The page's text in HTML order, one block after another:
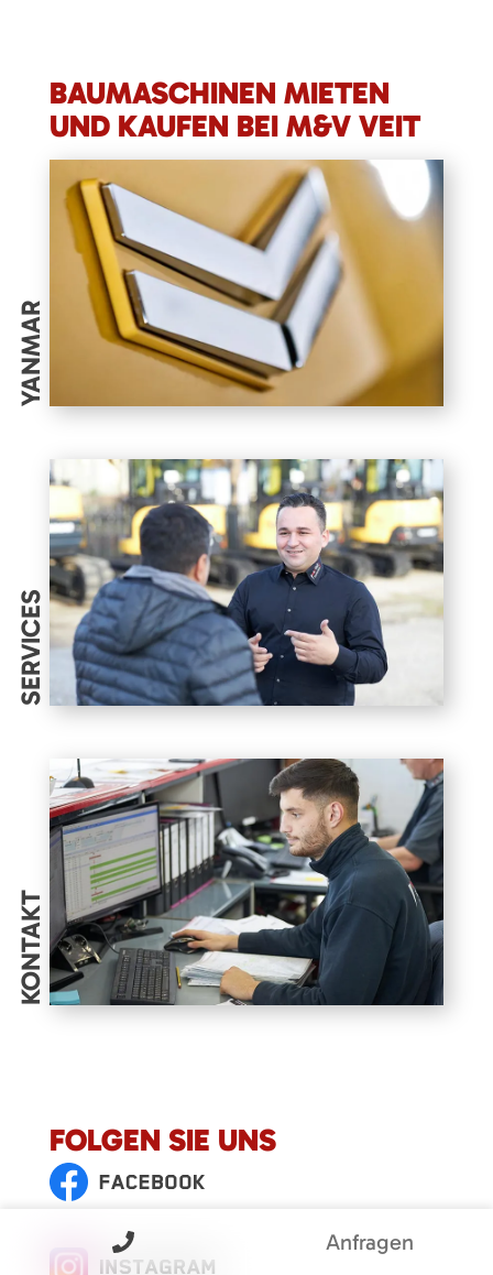
BAUMASCHINEN MIETEN
UND KAUFEN BEI M&V VEIT
YANMAR
SERVICES
KONTAKT
FOLGEN SIE UNS
Anfragen